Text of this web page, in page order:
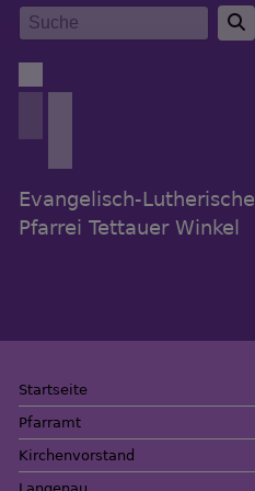
Direkt
zum
Inhalt
Evangelisch-Lutherische
Pfarrei Tettauer Winkel
Startseite
Pfarramt
Kirchenvorstand